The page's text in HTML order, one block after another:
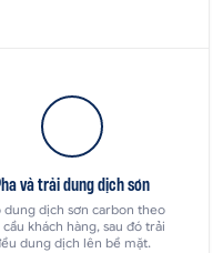
và trải dung dịch sơn
dung dịch sơn carbon theo
cầu khách hàng, sau đó trải
dung dịch lên bề mặt.